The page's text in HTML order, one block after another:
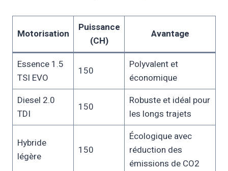
Motorisation
Puissance
(CH)
Avantage
Essence 1.5
TSI EVO
150
Polyvalent et
économique
Diesel 2.0
TDI
150
Robuste et idéal pour
les longs trajets
Hybride
légère
150
Écologique avec
réduction des
émissions de CO2